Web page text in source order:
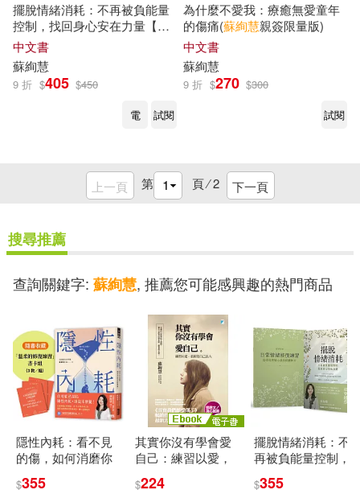
擺脫情緒消耗：不再被負能量
控制，找回身心安在力量【首
發限定作者印簽版】
中文書
蘇絢慧
9 折 $405 $450
電
試閱
為什麼不愛我：療癒無愛童年
的傷痛(蘇絢慧親簽限量版)
中文書
蘇絢慧
9 折 $270 $300
試閱
上一頁 第 頁 ⁄2 下一頁
搜尋推薦
查詢關鍵字: 蘇絢慧, 推薦您可能感興趣的熱門商品
隱性內耗：看不見
的傷，如何消磨你
$355
其實你沒有學會愛
自己：練習以愛，
$224
擺脫情緒消耗：不
再被負能量控制，
$355